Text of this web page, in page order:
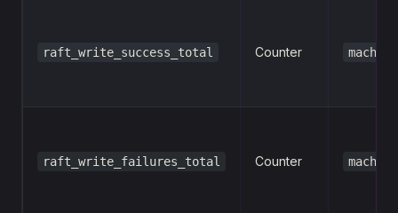
raft_write_success_total Counter machine
raft_write_failures_total Counter machine